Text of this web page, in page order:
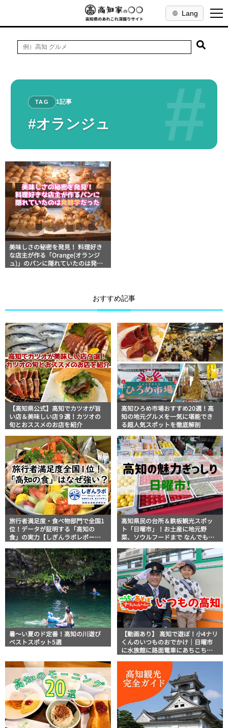
Lang
#
TAG 1記事
#オランジュ
美味しさの秘密を発見！ 料理好き
な店主が作る「Orange(オランジ
ュ)」のパンに隠れていたのは発酵
おすすめ記事
【高知県公式】高知でカツオが旨
い店＆美味しい店９選！カツオの
旬とおススメのお店を紹介
高知ひろめ市場おすすめ20選！高
知の地元グルメを一気に堪能でき
る超人気スポットを徹底解剖
旅行者満足度・食べ物部門で全国1
位！データが証明する「高知の
食」の実力【しぎんラボレポー
高知県民の台所＆鉄板観光スポッ
ト「日曜市」！お土産に地元野
菜、ソウルフードまで なんでもそ
説！
暑～い夏のド定番！高知の川遊び
ベストスポット5選
【動画あり】 高知で遊ぼ！小4ナリ
くんのいつものおでかけ｜日曜市
に水族館に路面電車にあちこち巡